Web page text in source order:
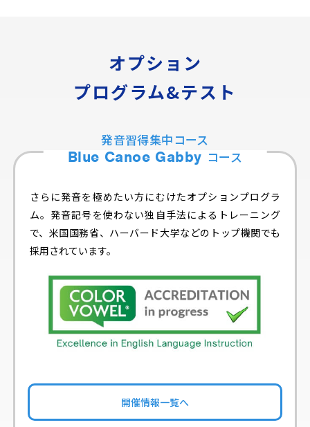
オプション
プログラム&テスト
発音習得集中コース
Blue Canoe Gabby コース
さらに発音を極めたい方にむけたオプションプログラ
ム。発音記号を使わない独自手法によるトレーニング
で、米国国務省、ハーバード大学などのトップ機関でも
採用されています。
開催情報一覧へ